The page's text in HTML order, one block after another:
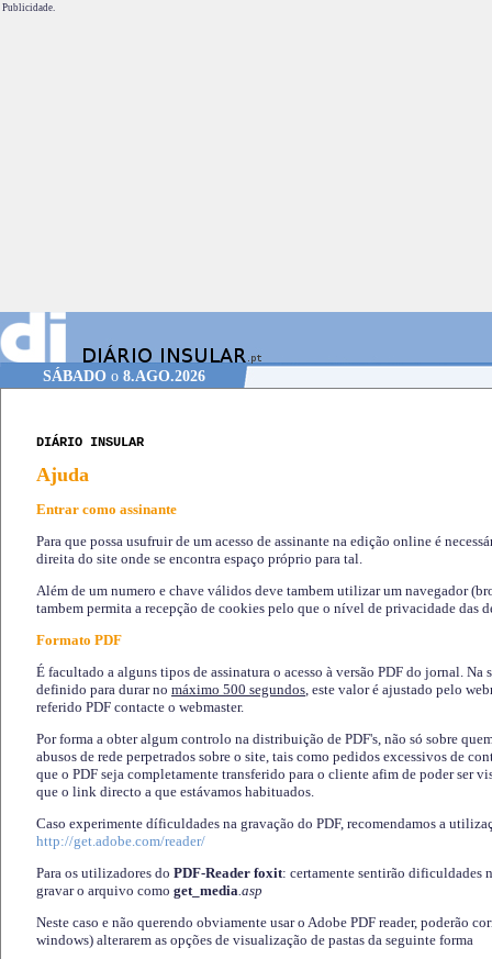
Publicidade.
SÁBADOo 8.AGO.2026
DIÁRIO INSULAR
Ajuda
Entrar como assinante
Para que possa usufruir de um acesso de assinante na edição online é
direita do site onde se encontra espaço próprio para tal.
Além de um numero e chave válidos deve tambem utilizar um navegador
tambem permita a recepção de cookies pelo que o nível de privacidade das
Formato PDF
É facultado a alguns tipos de assinatura o acesso à versão PDF do jornal. Na
definido para durar no máximo 500 segundos, este valor é ajustado pelo
referido PDF contacte o webmaster.
Por forma a obter algum controlo na distribuição de PDF's, não só sobre
abusos de rede perpetrados sobre o site, tais como pedidos excessivos de
que o PDF seja completamente transferido para o cliente afim de poder ser
que o link directo a que estávamos habituados.
Caso experimente díficuldades na gravação do PDF, recomendamos a
http://get.adobe.com/reader/
Para os utilizadores do PDF-Reader foxit: certamente sentirão dificuldades
gravar o arquivo como get_media.asp
Neste caso e não querendo obviamente usar o Adobe PDF reader, poderão
windows) alterarem as opções de visualização de pastas da seguinte forma